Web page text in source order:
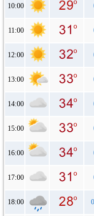
10:00
11:00
12:00
13:00
14:00
15:00
16:00
17:00
18:00